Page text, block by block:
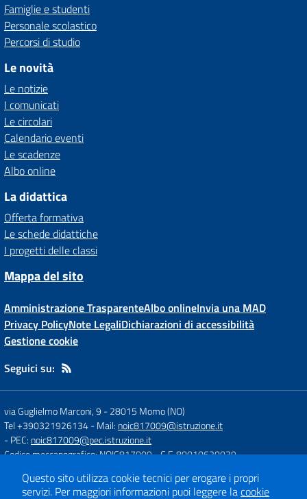
Famiglie e studenti
Personale scolastico
Percorsi di studio
Le novità
Le notizie
I comunicati
Le circolari
Calendario eventi
Le scadenze
Albo online
La didattica
Offerta formativa
Le schede didattiche
I progetti delle classi
Mappa del sito
Amministrazione TrasparenteAlbo onlineInvia una MAD
Privacy PolicyNote LegaliDichiarazioni di accessibilità
Gestione cookie
Seguici su:
via Guglielmo Marconi, 9 -28015 Momo (NO)
Tel +390321926134- Mail: noic817009@istruzione.it
- PEC: noic817009@pec.istruzione.it
Codice meccanografico: NOIC817009- C.F. 80010620039
Concept & Design by Designers Italia
Questo sito utilizza cookie tecnici per erogare i propri
servizi. Per maggiori informazioni puoi leggere lacookie